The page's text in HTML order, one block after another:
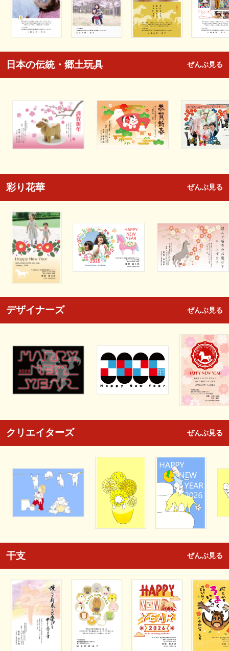
日本の伝統・郷土玩具 ぜんぶ見る
彩り花華 ぜんぶ見る
デザイナーズ ぜんぶ見る
クリエイターズ ぜんぶ見る
干支 ぜんぶ見る